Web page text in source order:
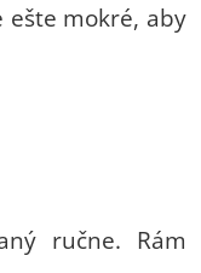
ešte mokré, aby
ručne. Rám